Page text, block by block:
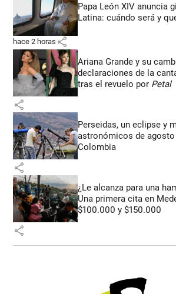
Papa León XIV anuncia
Latina: cuándo será y
hace 2 horas share
Ariana Grande y su
declaraciones de la
tras el revuelo por Petal
share
Perseidas, un eclipse y
astronómicos de
Colombia
share
¿Le alcanza para una
Una primera cita en
$100.000 y $150.000
share